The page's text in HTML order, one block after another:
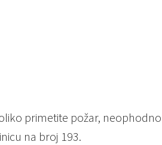
primetite požar,
na broj 193.